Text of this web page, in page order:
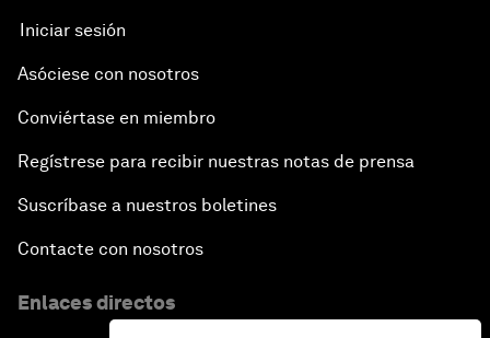
Iniciar sesión
Asóciese con nosotros
Conviértase en miembro
Regístrese para recibir nuestras notas de prensa
Suscríbase a nuestros boletines
Contacte con nosotros
Enlaces directos